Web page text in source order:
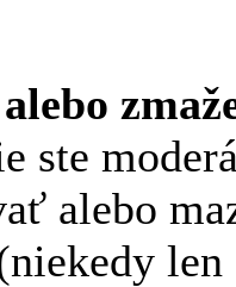
ste
alebo